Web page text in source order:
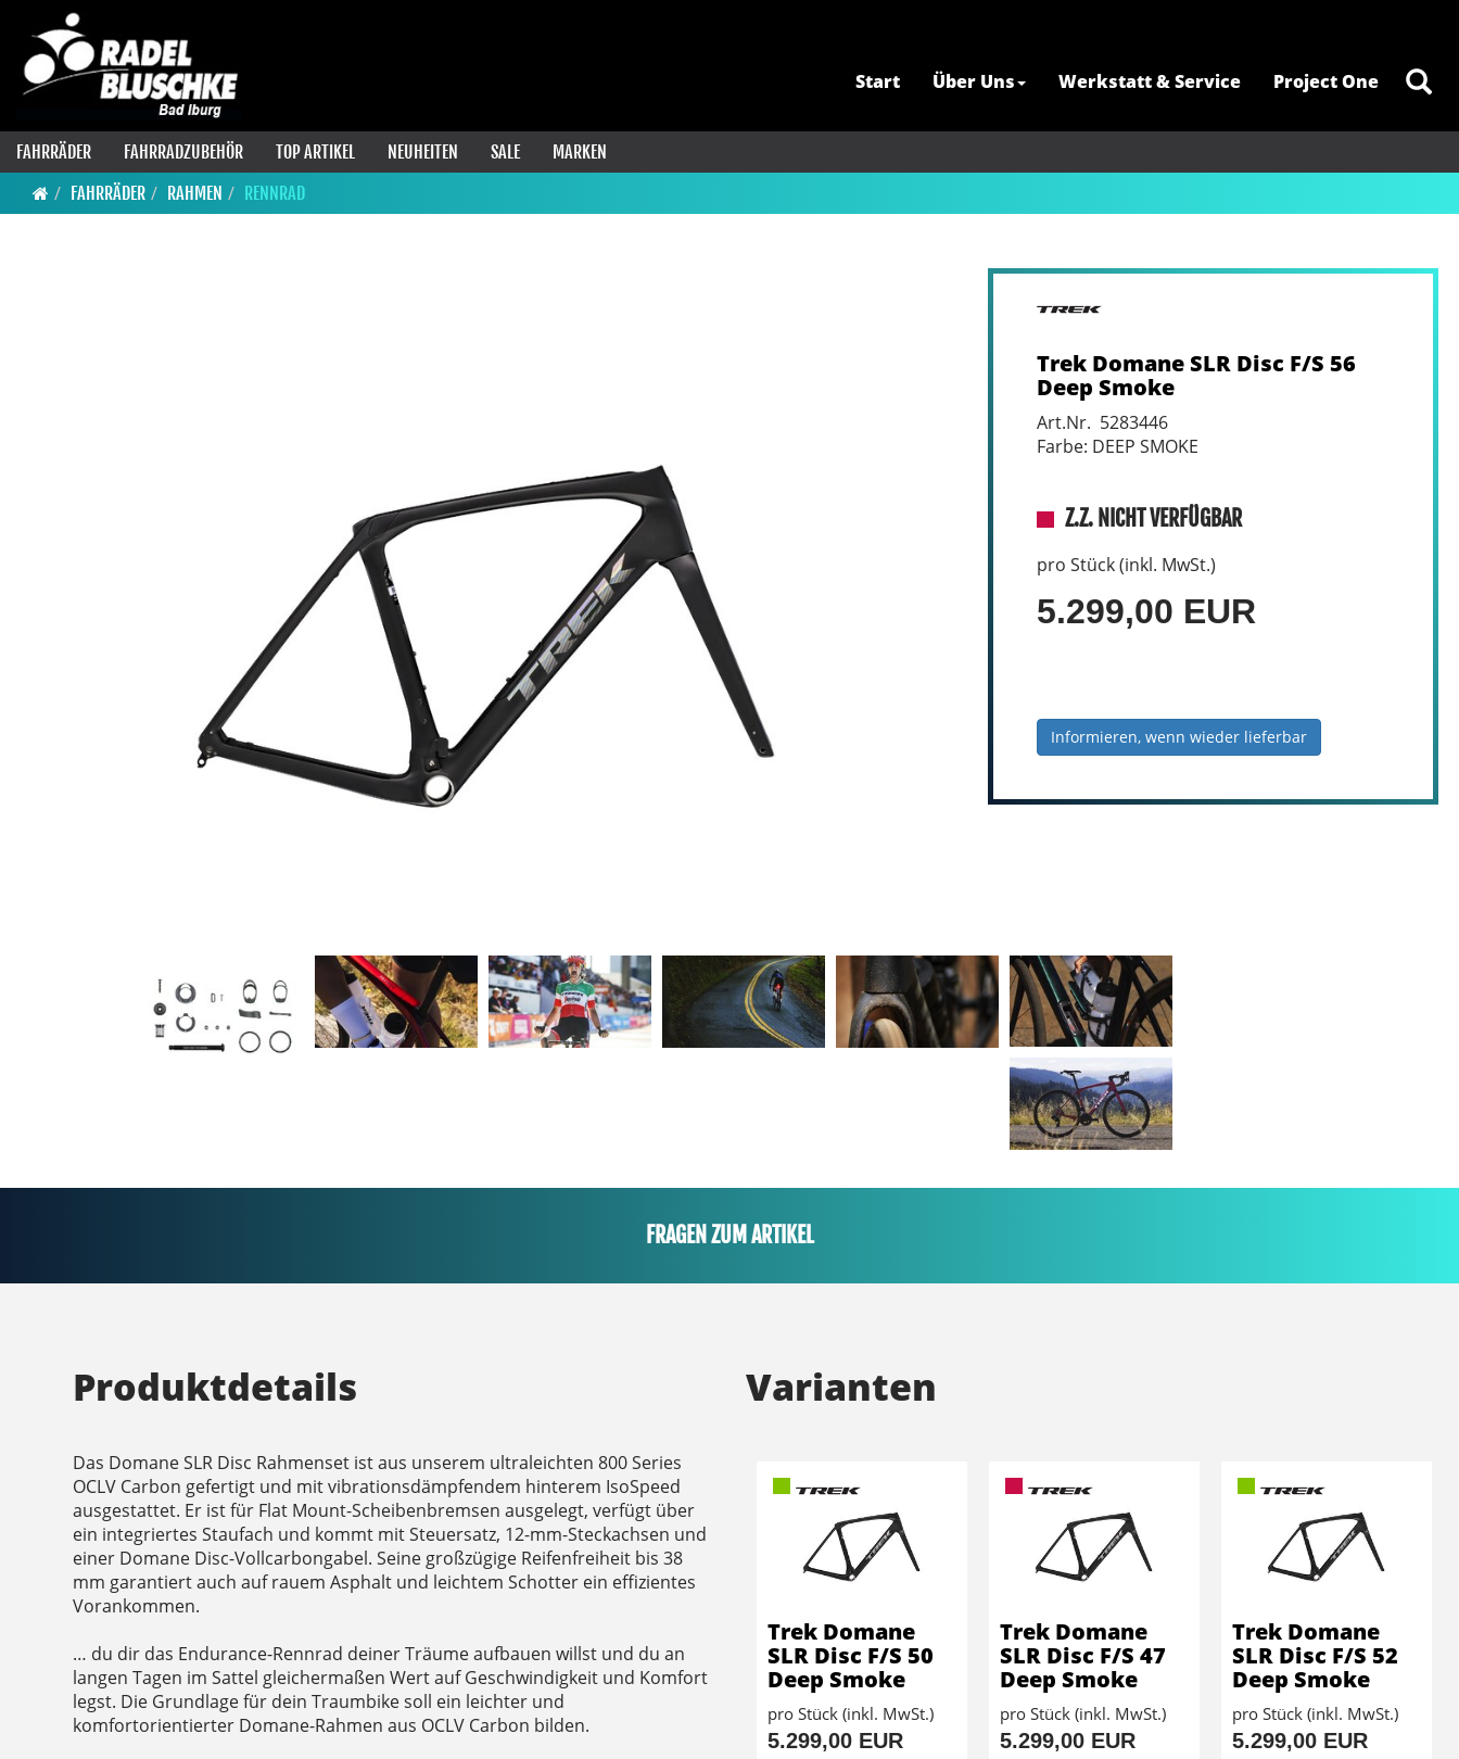
Start Über Uns Werkstatt & Service Project One
FAHRRÄDER FAHRRADZUBEHÖR TOP ARTIKEL NEUHEITEN SALE
MARKEN
FAHRRÄDER
RAHMEN RENNRAD
Trek Domane SLR Disc F/S 56
Deep Smoke
Art.Nr. 5283446
Farbe: DEEP SMOKE
Z.Z. NICHT VERFÜGBAR
pro Stück (inkl. MwSt.)
5.299,00 EUR
Informieren, wenn wieder lieferbar
FRAGEN ZUM ARTIKEL
Produktdetails
Das Domane SLR Disc Rahmenset ist aus unserem ultraleichten 800 Series
OCLV Carbon gefertigt und mit vibrationsdämpfendem hinterem IsoSpeed
ausgestattet. Er ist für Flat Mount-Scheibenbremsen ausgelegt, verfügt über
ein integriertes Staufach und kommt mit Steuersatz, 12-mm-Steckachsen und
einer Domane Disc-Vollcarbongabel. Seine großzügige Reifenfreiheit bis 38
mm garantiert auch auf rauem Asphalt und leichtem Schotter ein effizientes
Vorankommen.
… du dir das Endurance-Rennrad deiner Träume aufbauen willst und du an
langen Tagen im Sattel gleichermaßen Wert auf Geschwindigkeit und Komfort
legst. Die Grundlage für dein Traumbike soll ein leichter und
komfortorientierter Domane-Rahmen aus OCLV Carbon bilden.
Varianten
Trek Domane
SLR Disc F/S 50
Deep Smoke
pro Stück (inkl. MwSt.)
5.299,00 EUR
Trek Domane
SLR Disc F/S 47
Deep Smoke
pro Stück (inkl. MwSt.)
5.299,00 EUR
Trek Domane
SLR Disc F/S 52
Deep Smoke
pro Stück (inkl. MwSt.)
5.299,00 EUR